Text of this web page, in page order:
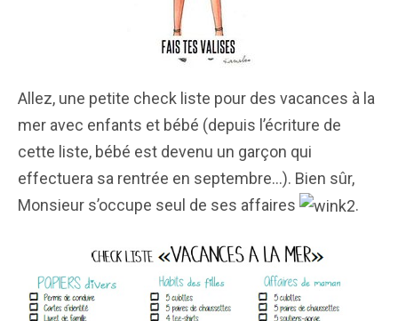
Allez, une petite check liste pour des vacances à la
mer avec enfants et bébé (depuis l’écriture de
cette liste, bébé est devenu un garçon qui
effectuera sa rentrée en septembre…). Bien sûr,
Monsieur s’occupe seul de ses affaires
.